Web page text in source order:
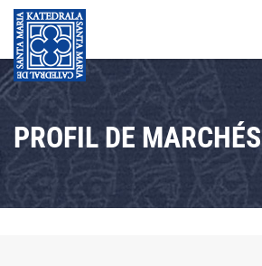
PROFIL DE MARCHÉS